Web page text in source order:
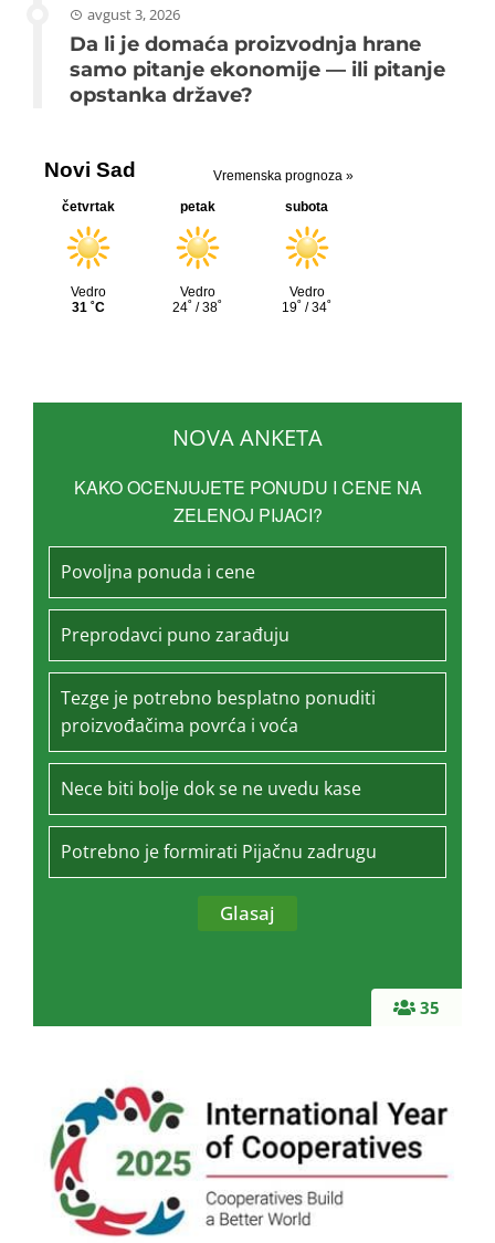
avgust 3, 2026
Da li je domaća proizvodnja hrane
samo pitanje ekonomije — ili pitanje
opstanka države?
35
NOVA ANKETA
KAKO OCENJUJETE PONUDU I CENE NA
ZELENOJ PIJACI?
Povoljna ponuda i cene
Preprodavci puno zarađuju
Tezge je potrebno besplatno ponuditi
proizvođačima povrća i voća
Nece biti bolje dok se ne uvedu kase
Potrebno je formirati Pijačnu zadrugu